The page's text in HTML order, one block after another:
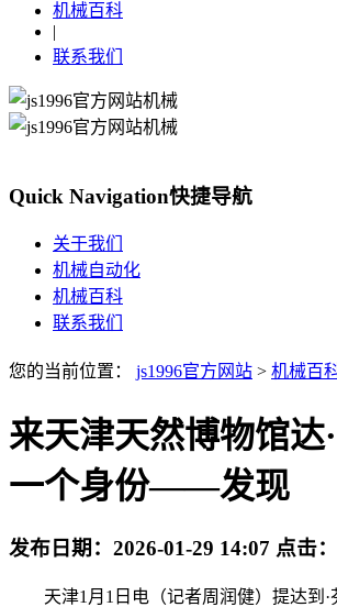
机械百科
|
联系我们
Quick Navigation快捷导航
关于我们
机械自动化
机械百科
联系我们
您的当前位置： js1996官方网站 > 机械百
来天津天然博物馆达
一个身份——发现
发布日期： 2026-01-29 14:07 点击：
天津1月1日电（记者周润健）提达到·